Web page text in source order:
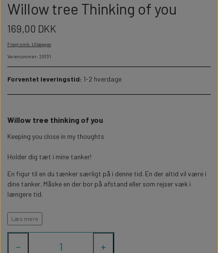
PERSONLIGE LED LAMPER
PERSONLIGE COASTERS
GAVEÆSKER I TRÆ
TERMOKRUS MED PRINT
WILLOW TREE OPHÆNG
HALLOWEEN
BADEVÆRELSET
SKILTE
STUEN
Willow tree Thinking of you
169,00 DKK
Fragt omk. tillægges
Varenummer: 26131
Forventet leveringstid: 1-2 hverdage
Willow tree thinking of you
Keeping you close in my thoughts
Holder dig tæt i mine tanker!
En figur til en du tænker særligt på i denne tid. En der altid vil være i
dine tanker. Måske en der bor på afstand eller som rejser væk i
længere tid.
Denne Willow tree engel er 13,5cm høj
Læs mere
− +